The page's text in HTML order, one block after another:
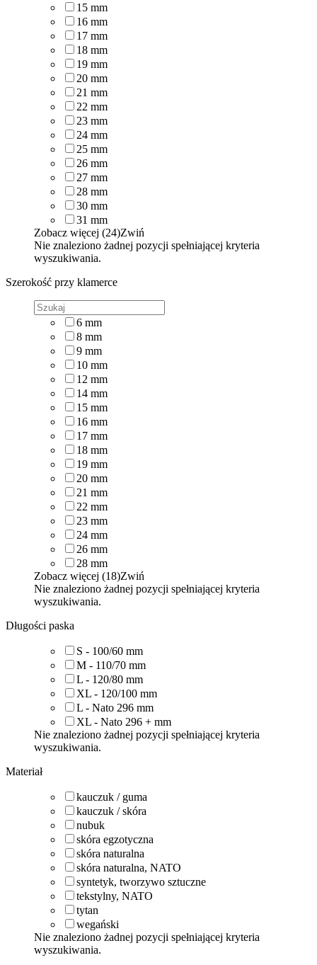
15 mm
16 mm
17 mm
18 mm
19 mm
20 mm
21 mm
22 mm
23 mm
24 mm
25 mm
26 mm
27 mm
28 mm
30 mm
31 mm
Zobacz więcej (24)Zwiń
Nie znaleziono żadnej pozycji spełniającej kryteria
wyszukiwania.
Szerokość przy klamerce
6 mm
8 mm
9 mm
10 mm
12 mm
14 mm
15 mm
16 mm
17 mm
18 mm
19 mm
20 mm
21 mm
22 mm
23 mm
24 mm
26 mm
28 mm
Zobacz więcej (18)Zwiń
Nie znaleziono żadnej pozycji spełniającej kryteria
wyszukiwania.
Długości paska
S - 100/60 mm
M - 110/70 mm
L - 120/80 mm
XL - 120/100 mm
L - Nato 296 mm
XL - Nato 296 + mm
Nie znaleziono żadnej pozycji spełniającej kryteria
wyszukiwania.
Materiał
kauczuk / guma
kauczuk / skóra
nubuk
skóra egzotyczna
skóra naturalna
skóra naturalna, NATO
syntetyk, tworzywo sztuczne
tekstylny, NATO
tytan
wegański
Nie znaleziono żadnej pozycji spełniającej kryteria
wyszukiwania.